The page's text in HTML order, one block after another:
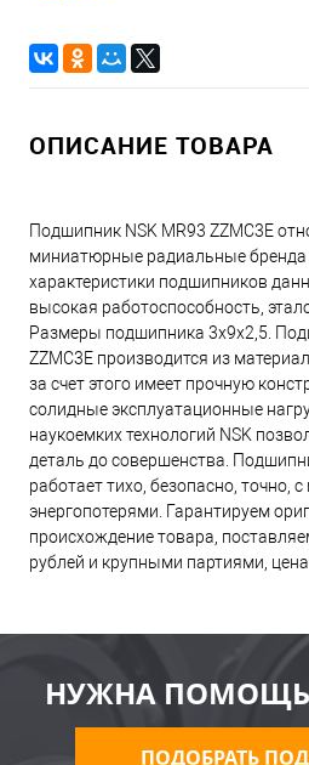
ОПИСАНИЕ ТОВАРА
Подшипник NSK MR93 ZZMC3E
миниатюрные радиальные бренда
характеристики подшипников
высокая работоспособность,
Размеры подшипника 3x9x2,5.
ZZMC3E производится из
за счет этого имеет прочную
солидные эксплуатационные
наукоемких технологий NSK
деталь до совершенства.
работает тихо, безопасно, точно,
энергопотерями. Гарантируем
происхождение товара,
рублей и крупными партиями,
НУЖНА ПОМОЩЬ
ПОДОБРАТЬ